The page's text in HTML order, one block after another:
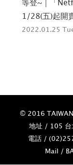
等登~｜「
1/28(五)起開
2022.01.25
© 2016
地址 / 105 台
電話 /
Mail /